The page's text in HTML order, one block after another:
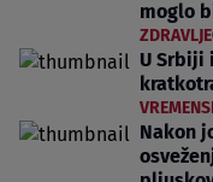
moglo
ZDRAVLJE
U Srbiji
Nakon